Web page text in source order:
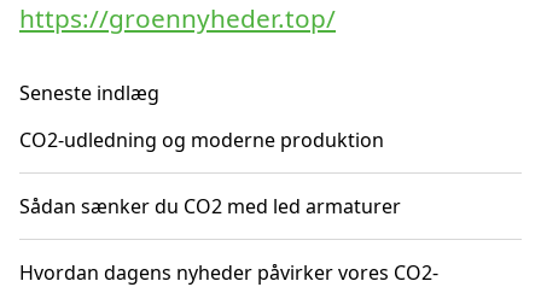
https://groennyheder.top/
Seneste indlæg
CO2-udledning og moderne produktion
Sådan sænker du CO2 med led armaturer
Hvordan dagens nyheder påvirker vores CO2-